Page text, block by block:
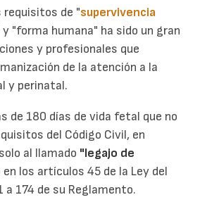
requisitos de "supervivencia
y "forma humana" ha sido un gran
y profesionales que
de la atención a la
y perinatal.
de 180 días de vida fetal que no
del Código Civil, en
al llamado "legajo de
en los artículos 45 de la Ley del
a 174 de su Reglamento.